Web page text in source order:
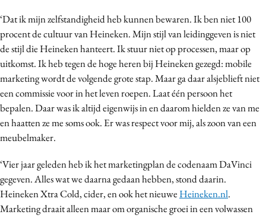
‘Dat ik mijn zelfstandigheid heb kunnen bewaren. Ik ben niet 100
procent de cultuur van Heineken. Mijn stijl van leidinggeven is niet
de stijl die Heineken hanteert. Ik stuur niet op processen, maar op
uitkomst. Ik heb tegen de hoge heren bij Heineken gezegd: mobile
marketing wordt de volgende grote stap. Maar ga daar alsjeblieft niet
een commissie voor in het leven roepen. Laat één persoon het
bepalen. Daar was ik altijd eigenwijs in en daarom hielden ze van me
en haatten ze me soms ook. Er was respect voor mij, als zoon van een
meubelmaker.
‘Vier jaar geleden heb ik het marketingplan de codenaam DaVinci
gegeven. Alles wat we daarna gedaan hebben, stond daarin.
Heineken Xtra Cold, cider, en ook het nieuweHeineken.nl.
Marketing draait alleen maar om organische groei in een volwassen